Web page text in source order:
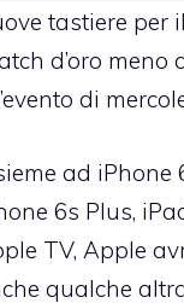
tastiere per
d’oro meno
di
ad iPhone
6s Plus,
TV, Apple
qualche